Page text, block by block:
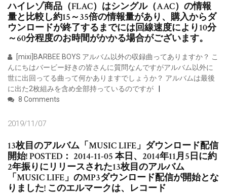
ハイレゾ商品（FLAC）はシングル（AAC）の情報
量と比較し約15～35倍の情報量があり、購入からダ
ウンロードが終了するまでには回線速度により10分
～60分程度のお時間がかかる場合がございます。
[mixi]BARBEE BOYS アルバム以外の収録曲ってありますか？ こ
んにちはバービー好きの皆さんに質問なんですがアルバム以外に
世に出回ってる曲って何かありますでしょうか？ アルバムは最後
に出た2枚組みを含め全部持っているのですが
8 Comments
2019/11/07
13枚目のアルバム「MUSIC LIFE」ダウンロード配信
開始! POSTED： 2014-11-05 本日、2014年11月5日に約
2年振りにリリースされた13枚目のアルバム
「MUSIC LIFE」のMP3ダウンロード配信が開始とな
りました! このエルマークは、レコード